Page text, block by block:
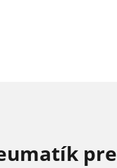
pre